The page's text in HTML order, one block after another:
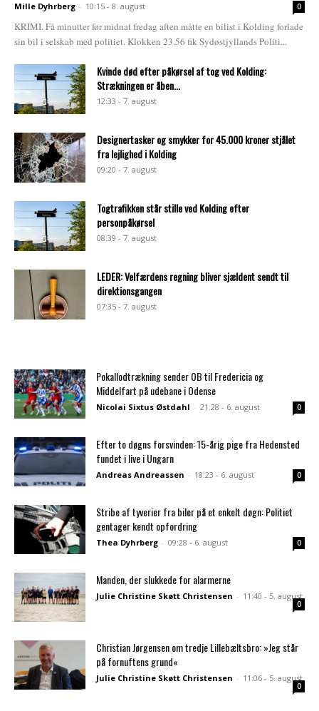
Mille Dyhrberg - 10:15 - 8. august 0
KRIMI. Få minutter før midnat fredag aften måtte en bilist i Kolding forlade
sin bil i selskab med politiet. Klokken 23.56 fik Sydøstjyllands Politi...
Kvinde død efter påkørsel af tog ved Kolding:
Strækningen er åben...
12:33 - 7. august
Designertasker og smykker for 45.000 kroner stjålet
fra lejlighed i Kolding
09:20 - 7. august
Togtrafikken står stille ved Kolding efter
personpåkørsel
08:39 - 7. august
LEDER: Velfærdens regning bliver sjældent sendt til
direktionsgangen
07:35 - 7. august
Pokallodtrækning sender OB til Fredericia og
Middelfart på udebane i Odense
Nicolai Sixtus Østdahl - 21:28 - 6. august 0
Efter to døgns forsvinden: 15-årig pige fra Hedensted
fundet i live i Ungarn
Andreas Andreassen - 18:23 - 6. august 0
Stribe af tyverier fra biler på et enkelt døgn: Politiet
gentager kendt opfordring
Thea Dyhrberg - 09:28 - 6. august 0
Manden, der slukkede for alarmerne
Julie Christine Skøtt Christensen - 11:40 - 5. august
0
Christian Jørgensen om tredje Lillebæltsbro: »Jeg står
på fornuftens grund«
Julie Christine Skøtt Christensen - 11:06 - 5. august
0